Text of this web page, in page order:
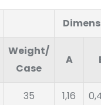
Weight/
Case
A
35 1,16